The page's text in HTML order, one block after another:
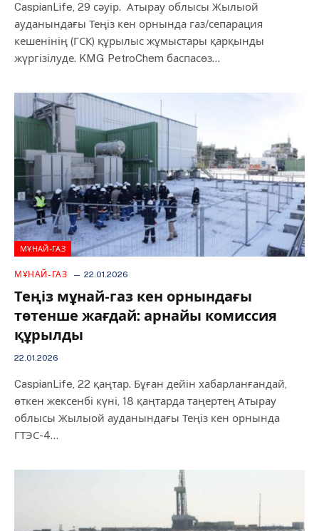
CaspianLife, 29 сәуір. Атырау облысы Жылыой
ауданындағы Теңіз кен орнында газ/сепарация
кешенінің (ГСК) құрылыс жұмыстары қарқынды
жүргізілуде. KMG PetroChem баспасөз…
МҰНАЙ-ГАЗ
МҰНАЙ-ГАЗ 22.01.2026
Теңіз мұнай-газ кен орнындағы
төтенше жағдай: арнайы комиссия
құрылды
22.01.2026
CaspianLife, 22 қаңтар. Бұған дейін хабарланғандай,
өткен жексенбі күні, 18 қаңтарда таңертең Атырау
облысы Жылыой ауданындағы Теңіз кен орнында
ГТЭС-4…